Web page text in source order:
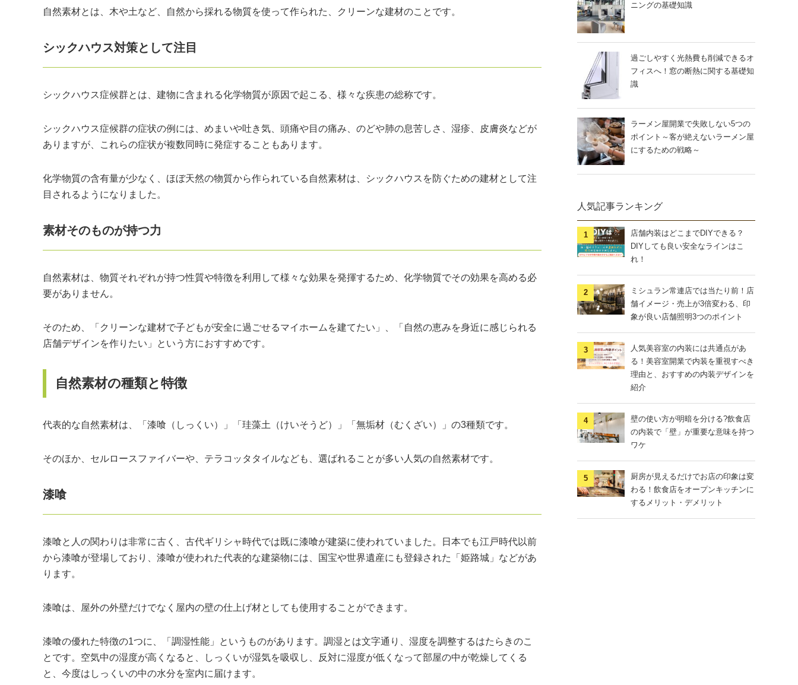
自然素材とは、木や土など、自然から採れる物質を使って作られた、クリーンな建材のことです。
シックハウス対策として注目
シックハウス症候群とは、建物に含まれる化学物質が原因で起こる、様々な疾患の総称です。
シックハウス症候群の症状の例には、めまいや吐き気、頭痛や目の痛み、のどや肺の息苦しさ、湿疹、皮膚炎などが
ありますが、これらの症状が複数同時に発症することもあります。
化学物質の含有量が少なく、ほぼ天然の物質から作られている自然素材は、シックハウスを防ぐための建材として注
目されるようになりました。
素材そのものが持つ力
自然素材は、物質それぞれが持つ性質や特徴を利用して様々な効果を発揮するため、化学物質でその効果を高める必
要がありません。
そのため、「クリーンな建材で子どもが安全に過ごせるマイホームを建てたい」、「自然の恵みを身近に感じられる
店舗デザインを作りたい」という方におすすめです。
自然素材の種類と特徴
代表的な自然素材は、「漆喰（しっくい）」「珪藻土（けいそうど）」「無垢材（むくざい）」の3種類です。
そのほか、セルロースファイバーや、テラコッタタイルなども、選ばれることが多い人気の自然素材です。
漆喰
漆喰と人の関わりは非常に古く、古代ギリシャ時代では既に漆喰が建築に使われていました。日本でも江戸時代以前
から漆喰が登場しており、漆喰が使われた代表的な建築物には、国宝や世界遺産にも登録された「姫路城」などがあ
ります。
漆喰は、屋外の外壁だけでなく屋内の壁の仕上げ材としても使用することができます。
漆喰の優れた特徴の1つに、「調湿性能」というものがあります。調湿とは文字通り、湿度を調整するはたらきのこ
とです。空気中の湿度が高くなると、しっくいが湿気を吸収し、反対に湿度が低くなって部屋の中が乾燥してくる
と、今度はしっくいの中の水分を室内に届けます。
ニングの基礎知識
過ごしやすく光熱費も削減できるオ
フィスへ！窓の断熱に関する基礎知
識
ラーメン屋開業で失敗しない5つの
ポイント～客が絶えないラーメン屋
にするための戦略～
人気記事ランキング
店舗内装はどこまでDIYできる？
DIYしても良い安全なラインはこ
れ！
ミシュラン常連店では当たり前！店
舗イメージ・売上が3倍変わる、印
象が良い店舗照明3つのポイント
人気美容室の内装には共通点があ
る！美容室開業で内装を重視すべき
理由と、おすすめの内装デザインを
紹介
壁の使い方が明暗を分ける?飲食店
の内装で「壁」が重要な意味を持つ
ワケ
厨房が見えるだけでお店の印象は変
わる！飲食店をオープンキッチンに
するメリット・デメリット